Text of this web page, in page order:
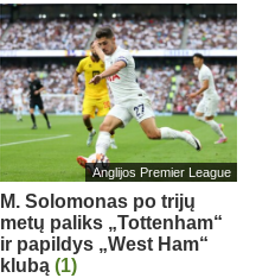
Anglijos Premier League
M. Solomonas po trijų
metų paliks „Tottenham“
ir papildys „West Ham“
klubą (1)